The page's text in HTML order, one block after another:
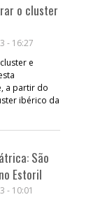
o cluster
- 16:27
e
a partir do
ibérico da
São
Estoril
- 10:01